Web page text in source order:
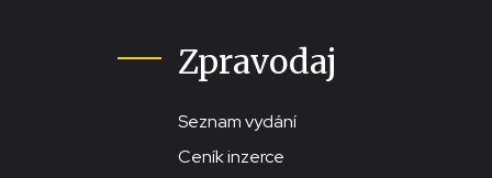
Zpravodaj
Seznam vydání
Ceník inzerce